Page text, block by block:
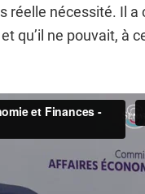
réelle nécessité. Il a
qu’il ne pouvait, à